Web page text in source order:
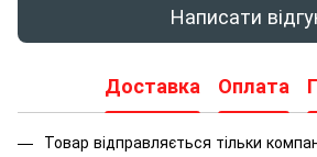
Написати
Доставка Оплата
Товар відправляється тільки